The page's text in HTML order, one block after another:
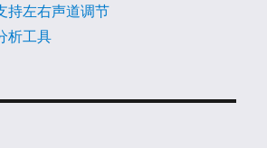
持左右声道调节
析工具